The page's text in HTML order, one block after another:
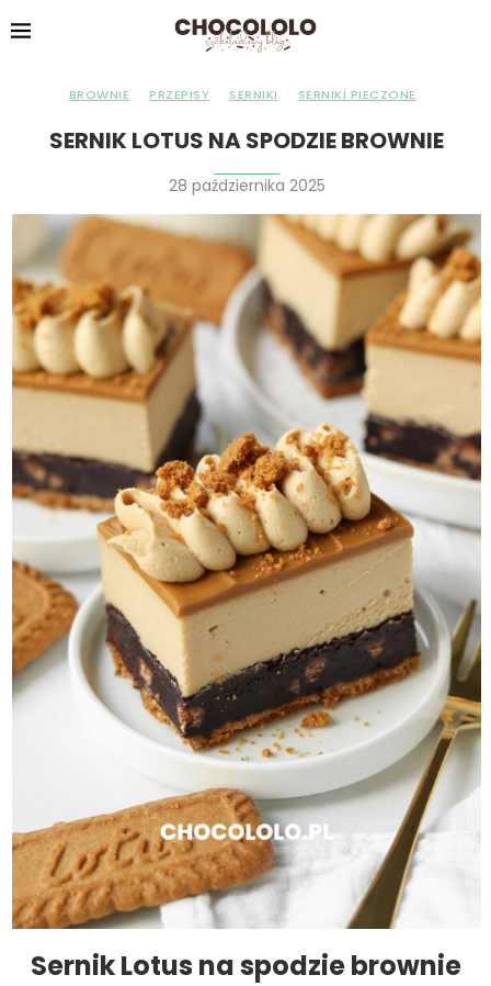
BROWNIE PRZEPISY SERNIKI SERNIKI PIECZONE
SERNIK LOTUS NA SPODZIE BROWNIE
28 października 2025
Sernik Lotus na spodzie brownie